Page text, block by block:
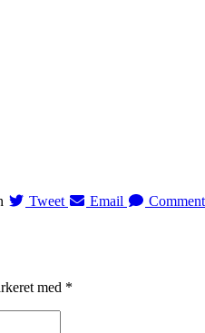
Tweet Email Comment
med *